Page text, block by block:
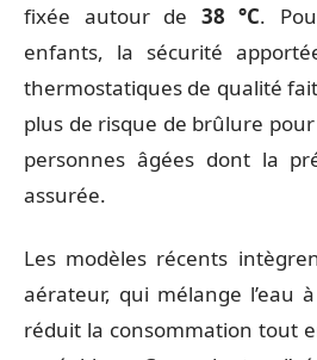
fixée autour de 38 °C.
enfants, la sécurité
thermostatiques de qualité
plus de risque de brûlure
personnes âgées dont la
assurée.
Les modèles récents
aérateur, qui mélange l’eau
réduit la consommation tout